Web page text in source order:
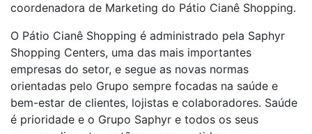
coordenadora de Marketing do Pátio Cianê Shopping.
O Pátio Cianê Shopping é administrado pela Saphyr
Shopping Centers, uma das mais importantes
empresas do setor, e segue as novas normas
orientadas pelo Grupo sempre focadas na saúde e
bem-estar de clientes, lojistas e colaboradores. Saúde
é prioridade e o Grupo Saphyr e todos os seus